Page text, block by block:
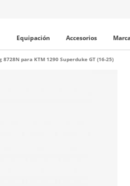
Equipación Accesorios
para KTM 1290 Superduke GT (16-25)